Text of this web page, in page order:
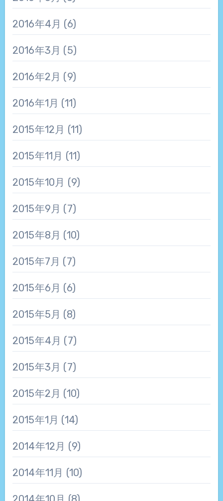
2016年4月 (6)
2016年3月 (5)
2016年2月 (9)
2016年1月 (11)
2015年12月 (11)
2015年11月 (11)
2015年10月 (9)
2015年9月 (7)
2015年8月 (10)
2015年7月 (7)
2015年6月 (6)
2015年5月 (8)
2015年4月 (7)
2015年3月 (7)
2015年2月 (10)
2015年1月 (14)
2014年12月 (9)
2014年11月 (10)